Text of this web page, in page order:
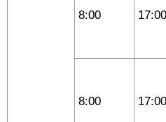
8:00 17:00
8:00 17:00